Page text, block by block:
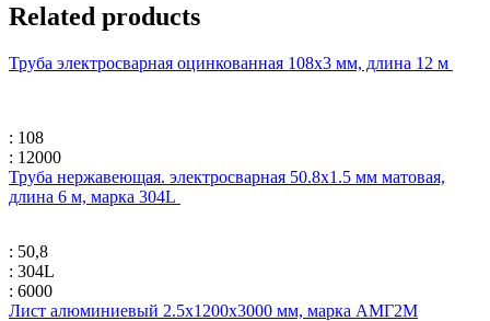
Related products
Труба электросварная оцинкованная 108х3 мм, длина 12 м
: 108
: 12000
Труба нержавеющая. электросварная 50.8х1.5 мм матовая,
длина 6 м, марка 304L
: 50,8
: 304L
: 6000
Лист алюминиевый 2.5х1200х3000 мм, марка АМГ2М